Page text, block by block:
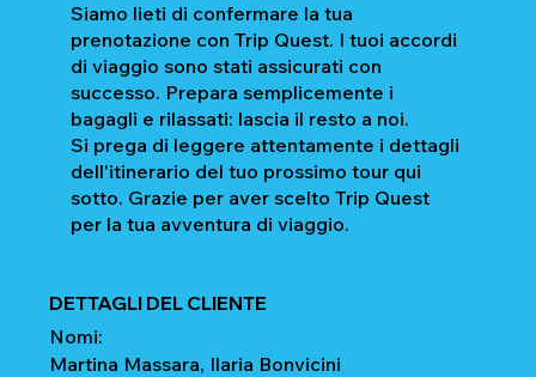
Siamo lieti di confermare la tua
prenotazione con Trip Quest. I tuoi accordi
di viaggio sono stati assicurati con
successo. Prepara semplicemente i
bagagli e rilassati: lascia il resto a noi.
Si prega di leggere attentamente i dettagli
dell'itinerario del tuo prossimo tour qui
sotto. Grazie per aver scelto Trip Quest
per la tua avventura di viaggio.
DETTAGLI DEL CLIENTE
Nomi:
Martina Massara, Ilaria Bonvicini